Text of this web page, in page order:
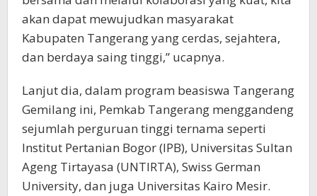
akan dapat mewujudkan masyarakat
Kabupaten Tangerang yang cerdas, sejahtera,
dan berdaya saing tinggi,” ucapnya.
Lanjut dia, dalam program beasiswa Tangerang
Gemilang ini, Pemkab Tangerang menggandeng
sejumlah perguruan tinggi ternama seperti
Institut Pertanian Bogor (IPB), Universitas Sultan
Ageng Tirtayasa (UNTIRTA), Swiss German
University, dan juga Universitas Kairo Mesir.